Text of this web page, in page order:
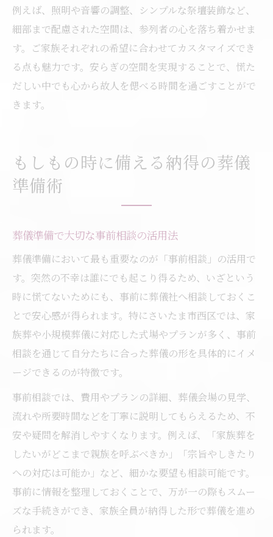
例えば、照明や音響の調整、シンプルな祭壇装飾など、
細部まで配慮された空間は、参列者の心を落ち着かせま
す。ご家族それぞれの希望に合わせてカスタマイズでき
る点も魅力です。安らぎの空間を実現することで、慌た
だしい中でも心から故人を偲べる時間を過ごすことがで
きます。
もしもの時に備える納得の葬儀
準備術
葬儀準備で大切な事前相談の活用法
葬儀準備において最も重要なのが「事前相談」の活用で
す。突然の不幸は誰にでも起こり得るため、いざという
時に慌てないためにも、事前に葬儀社へ相談しておくこ
とで安心感が得られます。特にさいたま市西区では、家
族葬や小規模葬儀に対応した式場やプランが多く、事前
相談を通じて自分たちに合った葬儀の形を具体的にイメ
ージできるのが特徴です。
事前相談では、費用やプランの詳細、葬儀会場の見学、
流れや所要時間などを丁寧に説明してもらえるため、不
安や疑問を解消しやすくなります。例えば、「家族葬を
したいがどこまで親族を呼ぶべきか」「宗旨やしきたり
への対応は可能か」など、細かな要望も相談可能です。
事前に情報を整理しておくことで、万が一の際もスムー
ズな手続きができ、家族全員が納得した形で葬儀を進め
られます。